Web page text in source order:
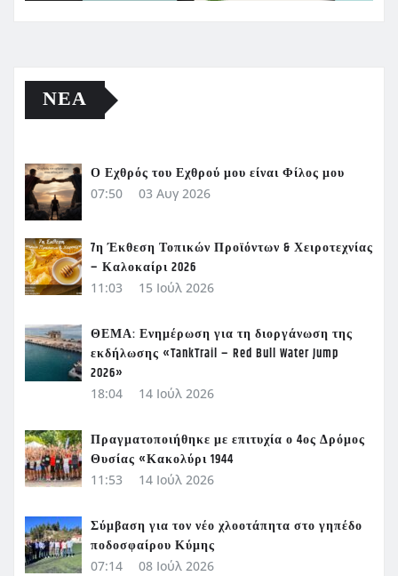
ΝΈΑ
Ο Εχθρός του Εχθρού μου είναι Φίλος μου
07:50 03 Αυγ 2026
7η Έκθεση Τοπικών Προϊόντων & Χειροτεχνίας
– Καλοκαίρι 2026
11:03 15 Ιούλ 2026
ΘΕΜΑ: Ενημέρωση για τη διοργάνωση της
εκδήλωσης «TankTrail – Red Bull Water Jump
2026»
18:04 14 Ιούλ 2026
Πραγματοποιήθηκε με επιτυχία ο 4ος Δρόμος
Θυσίας «Κακολύρι 1944
11:53 14 Ιούλ 2026
Σύμβαση για τον νέο χλοοτάπητα στο γηπέδο
ποδοσφαίρου Κύμης
07:14 08 Ιούλ 2026